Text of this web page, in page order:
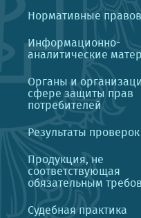
Нормативные
Информационно-
аналитические
Органы и
сфере защиты прав
потребителей
Результаты проверок
Продукция, не
соответствующая
обязательным
Судебная практика